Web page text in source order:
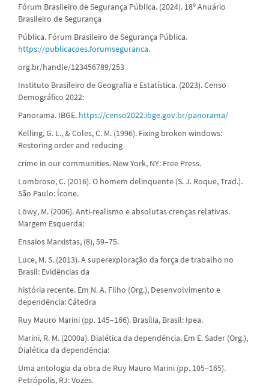
Fórum Brasileiro de Segurança Pública. (2024). 18º Anuário
Brasileiro de Segurança
Pública. Fórum Brasileiro de Segurança Pública.
https://publicacoes.forumseguranca.
org.br/handle/123456789/253
Instituto Brasileiro de Geografia e Estatística. (2023). Censo
Demográfico 2022:
Panorama. IBGE. https://censo2022.ibge.gov.br/panorama/
Kelling, G. L., & Coles, C. M. (1996). Fixing broken windows:
Restoring order and reducing
crime in our communities. New York, NY: Free Press.
Lombroso, C. (2016). O homem delinquente (S. J. Roque, Trad.).
São Paulo: Ícone.
Löwy, M. (2006). Anti-realismo e absolutas crenças relativas.
Margem Esquerda:
Ensaios Marxistas, (8), 59–75.
Luce, M. S. (2013). A superexploração da força de trabalho no
Brasil: Evidências da
história recente. Em N. A. Filho (Org.), Desenvolvimento e
dependência: Cátedra
Ruy Mauro Marini (pp. 145–166). Brasília, Brasil: Ipea.
Marini, R. M. (2000a). Dialética da dependência. Em E. Sader (Org.),
Dialética da dependência:
Uma antologia da obra de Ruy Mauro Marini (pp. 105–165).
Petrópolis, RJ: Vozes.